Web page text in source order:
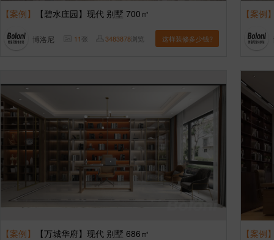
【案例】 【碧水庄园】现代 别墅 700㎡
博洛尼 11张 3483878浏览 这样装修多少钱?
【案例
【案例】 【万城华府】现代 别墅 686㎡ 【案例